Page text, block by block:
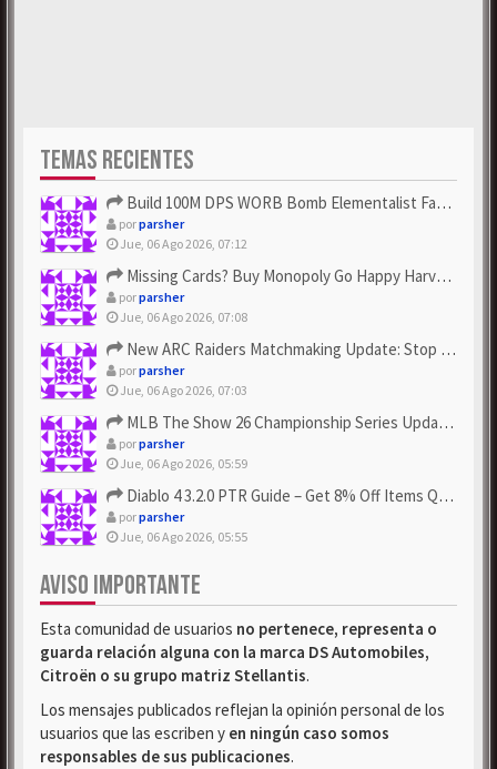
TEMAS RECIENTES
Build 100M DPS WORB Bomb Elementalist Fast - Grab POE Curren...
porparsher
Jue, 06 Ago 2026, 07:12
Missing Cards? Buy Monopoly Go Happy Harvest with Looney Tun...
porparsher
Jue, 06 Ago 2026, 07:08
New ARC Raiders Matchmaking Update: Stop Failed - Grab Bluep...
porparsher
Jue, 06 Ago 2026, 07:03
MLB The Show 26 Championship Series Update! Get Cheap & ...
porparsher
Jue, 06 Ago 2026, 05:59
Diablo 4 3.2.0 PTR Guide – Get 8% Off Items Quickly to Test ...
porparsher
Jue, 06 Ago 2026, 05:55
AVISO IMPORTANTE
Esta comunidad de usuarios no pertenece, representa o
guarda relación alguna con la marca DS Automobiles,
Citroën o su grupo matriz Stellantis.
Los mensajes publicados reflejan la opinión personal de los
usuarios que las escriben y en ningún caso somos
responsables de sus publicaciones.